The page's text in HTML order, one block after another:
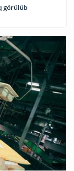
görülüb